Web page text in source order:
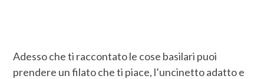
Adesso che ti raccontato le cose basilari puoi
prendere un filato che ti piace, l’uncinetto adatto e